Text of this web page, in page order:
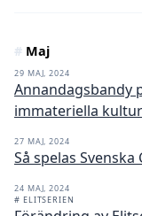
# Maj
29 MAJ, 2024
Annandagsbandy
immateriella
27 MAJ, 2024
Så spelas
24 MAJ, 2024
# ELITSERIEN